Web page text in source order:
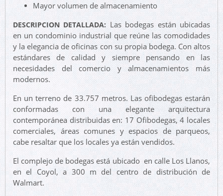
Mayor volumen de almacenamiento
DESCRIPCION DETALLADA:Las bodegas están ubicadas
en un condominio industrial que reúne las comodidades
y la elegancia de oficinas con su propia bodega. Con altos
estándares de calidad y siempre pensando en las
necesidades del comercio y almacenamientos más
modernos.
En un terreno de 33.757 metros. Las ofibodegas estarán
conformadas con una elegante arquitectura
contemporánea distribuidas en: 17 Ofibodegas, 4 locales
comerciales, áreas comunes y espacios de parqueos,
cabe resaltar que los locales ya están vendidos.
El complejo de bodegas está ubicado en calle Los Llanos,
en el Coyol, a 300 m del centro de distribución de
Walmart.